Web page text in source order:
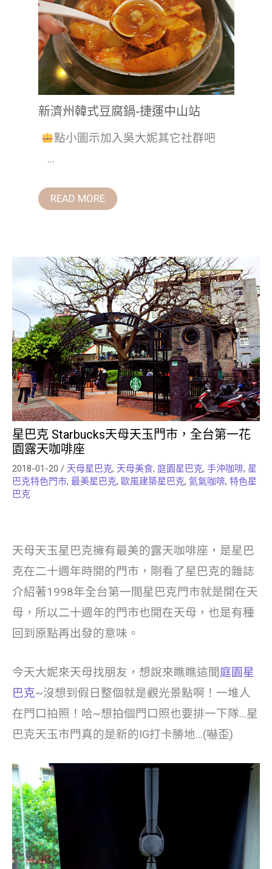
新濟州韓式豆腐鍋-捷運中山站
點小圖示加入吳大妮其它社群吧
...
READ MORE
星巴克 Starbucks天母天玉門市，全台第一花
園露天咖啡座
2018-01-20 / 天母星巴克, 天母美食, 庭園星巴克, 手沖咖啡, 星
巴克特色門市, 最美星巴克, 歐風建築星巴克, 氮氣咖啡, 特色星
巴克
天母天玉星巴克擁有最美的露天咖啡座，是星巴
克在二十週年時開的門市，剛看了星巴克的雜誌
介紹著1998年全台第一間星巴克門市就是開在天
母，所以二十週年的門市也開在天母，也是有種
回到原點再出發的意味。
今天大妮來天母找朋友，想說來瞧瞧這間庭園星
巴克~沒想到假日整個就是觀光景點啊！一堆人
在門口拍照！哈~想拍個門口照也要排一下隊…星
巴克天玉市門真的是新的IG打卡勝地…(嚇歪)